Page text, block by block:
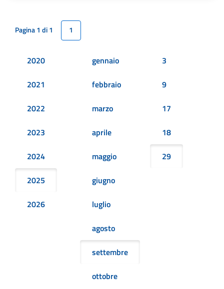
Pagina 1 di 1 1
2020
2021
2022
2023
2024
2025
2026
gennaio
febbraio
marzo
aprile
maggio
giugno
luglio
agosto
settembre
ottobre
3
9
17
18
29